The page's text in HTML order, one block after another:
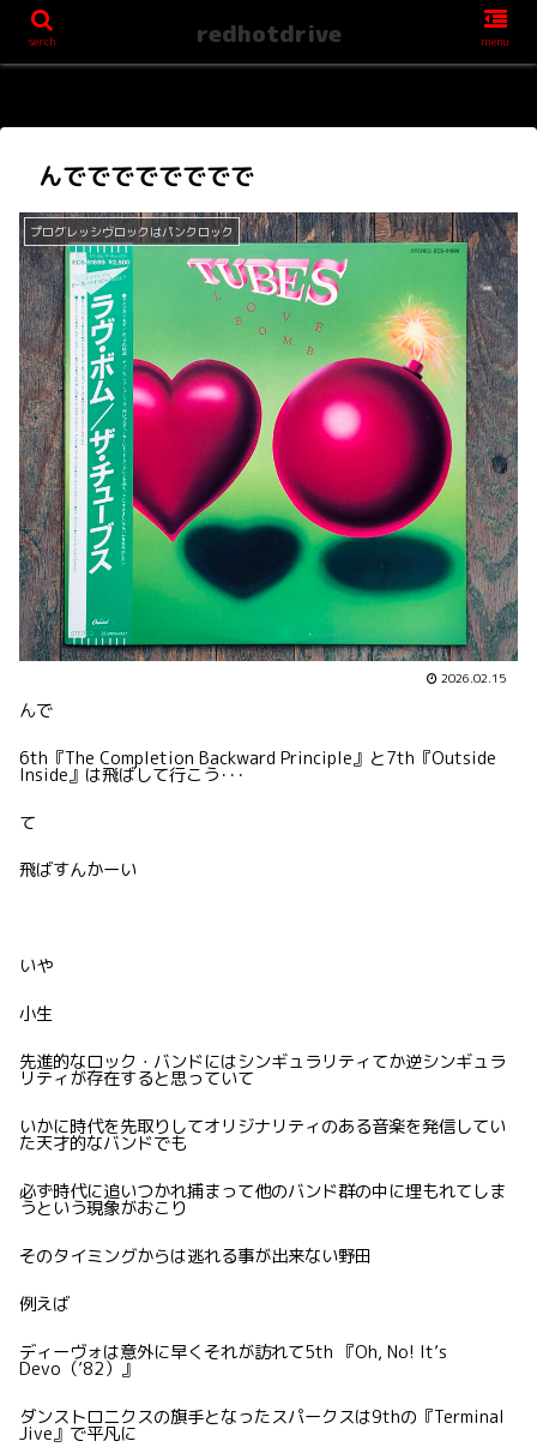
んでででででででで
プログレッシヴロックはパンクロック
2026.02.15
んで
6th『The Completion Backward Principle』と7th『Outside
Inside』は飛ばして行こう･･･
て
飛ばすんかーい
いや
小生
先進的なロック・バンドにはシンギュラリティてか逆シンギュラ
リティが存在すると思っていて
いかに時代を先取りしてオリジナリティのある音楽を発信してい
た天才的なバンドでも
必ず時代に追いつかれ捕まって他のバンド群の中に埋もれてしま
うという現象がおこり
そのタイミングからは逃れる事が出来ない野田
例えば
ディーヴォは意外に早くそれが訪れて5th 『Oh, No! It’s
Devo（’82）』
ダンストロニクスの旗手となったスパークスは9thの『Terminal
Jive』で平凡に
serch redhotdrive menu